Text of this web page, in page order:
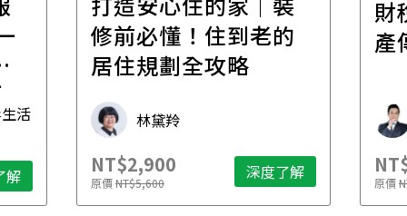
活
解
修前必懂！住到老的
居住規劃全攻略
林黛羚
NT$2,900
原價NT$5,600 深度了解
財
產
原價